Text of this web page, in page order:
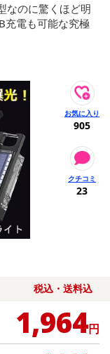
なのに驚くほど明
充電も可能な究極
905
23
税込・送料込
1,964円